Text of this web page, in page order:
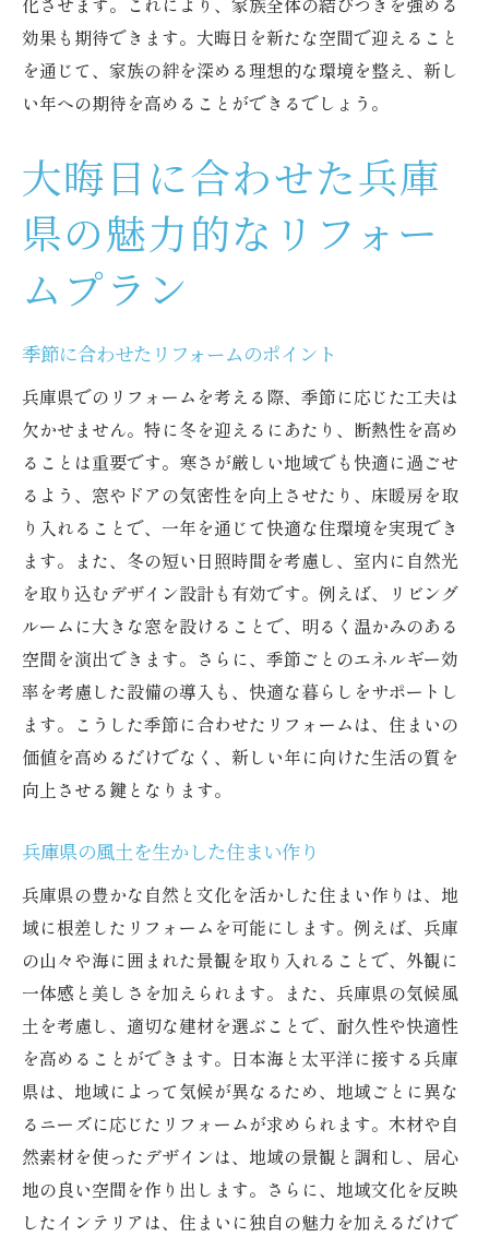
効果も期待できます。大晦日を新たな空間で迎えること
を通じて、家族の絆を深める理想的な環境を整え、新し
い年への期待を高めることができるでしょう。
大晦日に合わせた兵庫
県の魅力的なリフォー
ムプラン
季節に合わせたリフォームのポイント
兵庫県でのリフォームを考える際、季節に応じた工夫は
欠かせません。特に冬を迎えるにあたり、断熱性を高め
ることは重要です。寒さが厳しい地域でも快適に過ごせ
るよう、窓やドアの気密性を向上させたり、床暖房を取
り入れることで、一年を通じて快適な住環境を実現でき
ます。また、冬の短い日照時間を考慮し、室内に自然光
を取り込むデザイン設計も有効です。例えば、リビング
ルームに大きな窓を設けることで、明るく温かみのある
空間を演出できます。さらに、季節ごとのエネルギー効
率を考慮した設備の導入も、快適な暮らしをサポートし
ます。こうした季節に合わせたリフォームは、住まいの
価値を高めるだけでなく、新しい年に向けた生活の質を
向上させる鍵となります。
兵庫県の風土を生かした住まい作り
兵庫県の豊かな自然と文化を活かした住まい作りは、地
域に根差したリフォームを可能にします。例えば、兵庫
の山々や海に囲まれた景観を取り入れることで、外観に
一体感と美しさを加えられます。また、兵庫県の気候風
土を考慮し、適切な建材を選ぶことで、耐久性や快適性
を高めることができます。日本海と太平洋に接する兵庫
県は、地域によって気候が異なるため、地域ごとに異な
るニーズに応じたリフォームが求められます。木材や自
然素材を使ったデザインは、地域の景観と調和し、居心
地の良い空間を作り出します。さらに、地域文化を反映
したインテリアは、住まいに独自の魅力を加えるだけで